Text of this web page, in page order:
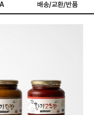
배송/교환/반품